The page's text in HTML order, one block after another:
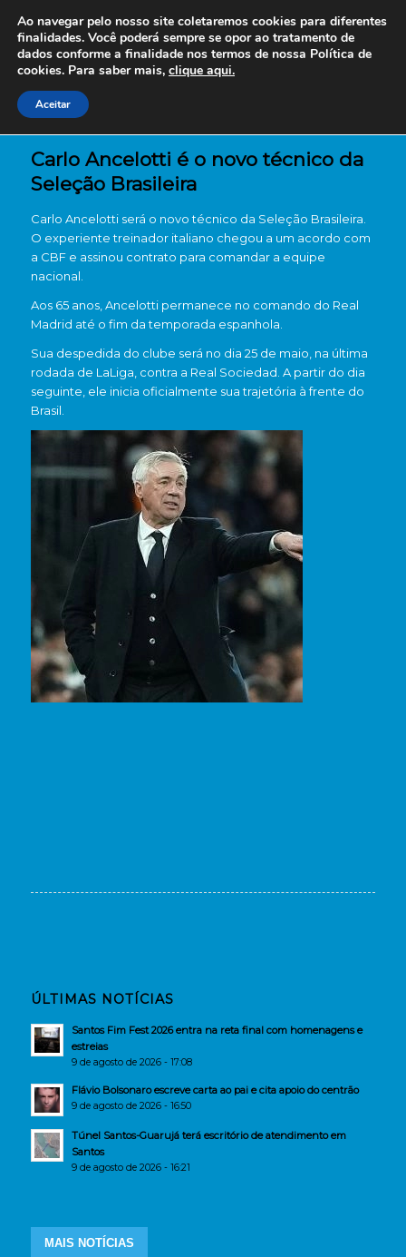
Carlo Ancelotti é o novo técnico da
Seleção Brasileira
Carlo Ancelotti será o novo técnico da Seleção Brasileira.
O experiente treinador italiano chegou a um acordo com
a CBF e assinou contrato para comandar a equipe
nacional.
Aos 65 anos, Ancelotti permanece no comando do Real
Madrid até o fim da temporada espanhola.
Sua despedida do clube será no dia 25 de maio, na última
rodada de LaLiga, contra a Real Sociedad. A partir do dia
seguinte, ele inicia oficialmente sua trajetória à frente do
Brasil.
ÚLTIMAS NOTÍCIAS
Santos Fim Fest 2026 entra na reta final com homenagens e
estreias
9 de agosto de 2026 - 17:08
Flávio Bolsonaro escreve carta ao pai e cita apoio do centrão
9 de agosto de 2026 - 16:50
Túnel Santos-Guarujá terá escritório de atendimento em
Santos
9 de agosto de 2026 - 16:21
MAIS NOTÍCIAS
Ao navegar pelo nosso site coletaremos cookies para diferentes
finalidades. Você poderá sempre se opor ao tratamento de
dados conforme a finalidade nos termos de nossa Política de
cookies. Para saber mais, clique aqui.
Aceitar